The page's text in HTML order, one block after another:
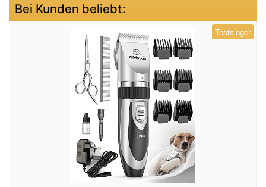
Bei Kunden beliebt:
Testsieger